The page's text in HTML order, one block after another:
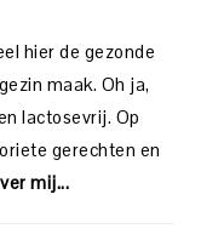
hier de gezonde
maak. Oh ja,
lactosevrij. Op
gerechten en
mij...